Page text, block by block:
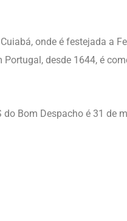
onde é festejada a
desde 1644, é
Bom Despacho é 31 de